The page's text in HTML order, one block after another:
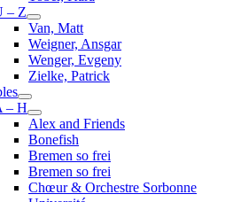
– Z
Van, Matt
Weigner, Ansgar
Wenger, Evgeny
Zielke, Patrick
– H
Alex and Friends
Bonefish
Bremen so frei
Bremen so frei
Chœur & Orchestre Sorbonne